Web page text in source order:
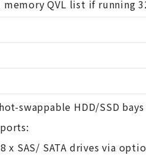
QVL list if running
swappable HDD/SSD bays
x SAS/ SATA drives via